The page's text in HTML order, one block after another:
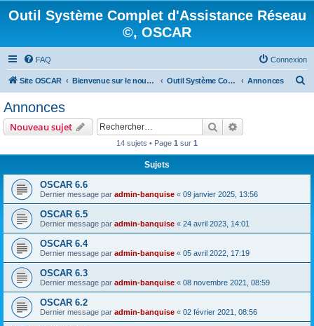
Outil Système Complet d'Assistance Réseau
©, OSCAR
FAQ Connexion
Site OSCAR Bienvenue sur le nouveau forum OSCAR Outil Système Complet d'Assistance Réseau ©, OSCAR Annonces
r
Annonces
Nouveau sujet Rechercher
14 sujets • Page 1 sur 1
Sujets
OSCAR 6.6
Dernier message par admin-banquise « 09 janvier 2025, 13:56
OSCAR 6.5
Dernier message par admin-banquise « 24 avril 2023, 14:01
OSCAR 6.4
Dernier message par admin-banquise « 05 avril 2022, 17:19
OSCAR 6.3
Dernier message par admin-banquise « 08 novembre 2021, 08:59
OSCAR 6.2
Dernier message par admin-banquise « 02 février 2021, 08:56